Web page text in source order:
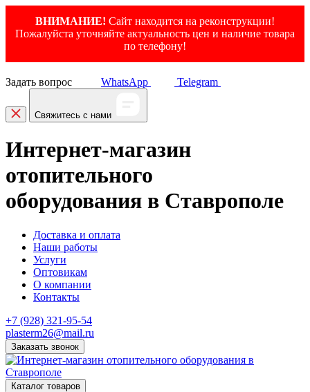
ВНИМАНИЕ! Сайт находится на реконструкции!
Пожалуйста уточняйте актуальность цен и наличие товара
по телефону!
Задать вопрос WhatsApp Telegram
Свяжитесь с нами
Интернет-магазин
отопительного
оборудования в Ставрополе
Доставка и оплата
Наши работы
Услуги
Оптовикам
О компании
Контакты
+7 (928) 321-95-54
plasterm26@mail.ru
Заказать звонок
Каталог товаров